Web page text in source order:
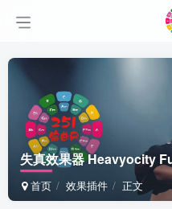
失真效果器 Heavyocity
首页 效果插件 正文